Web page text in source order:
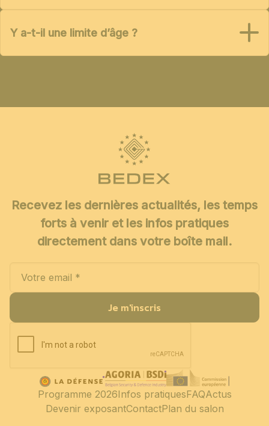
Y a-t-il une limite d’âge ?
Recevez les dernières actualités, les temps
forts à venir et les infos pratiques
directement dans votre boîte mail.
Je m'inscris
Programme 2026Infos pratiquesFAQActus
Devenir exposantContactPlan du salon